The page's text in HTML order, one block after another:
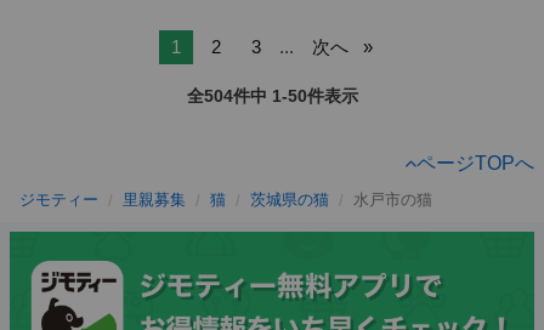
1 2 3 ... 次へ
全504件中 1-50件表示
ページTOPへ
ジモティー 里親募集 猫 茨城県の猫 水戸市の猫